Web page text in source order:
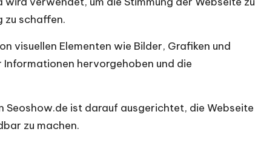
zu schaffen.
visuellen Elementen wie Bilder, Grafiken und
hervorgehoben und die
Seoshow.de ist darauf ausgerichtet, die Webseite
zu machen.